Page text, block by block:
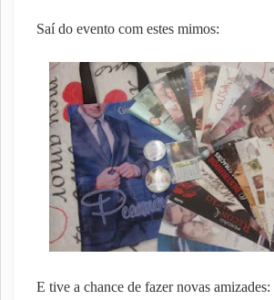
Saí do evento com estes mimos:
E tive a chance de fazer novas amizades: